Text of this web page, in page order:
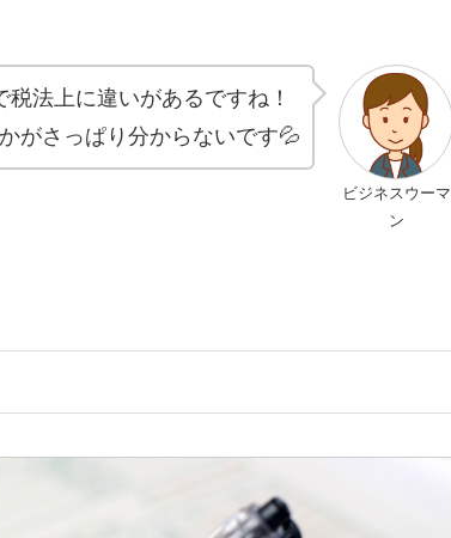
ビジネスウーマ
ン
税法上に違いがあるですね！
がさっぱり分からないです💦